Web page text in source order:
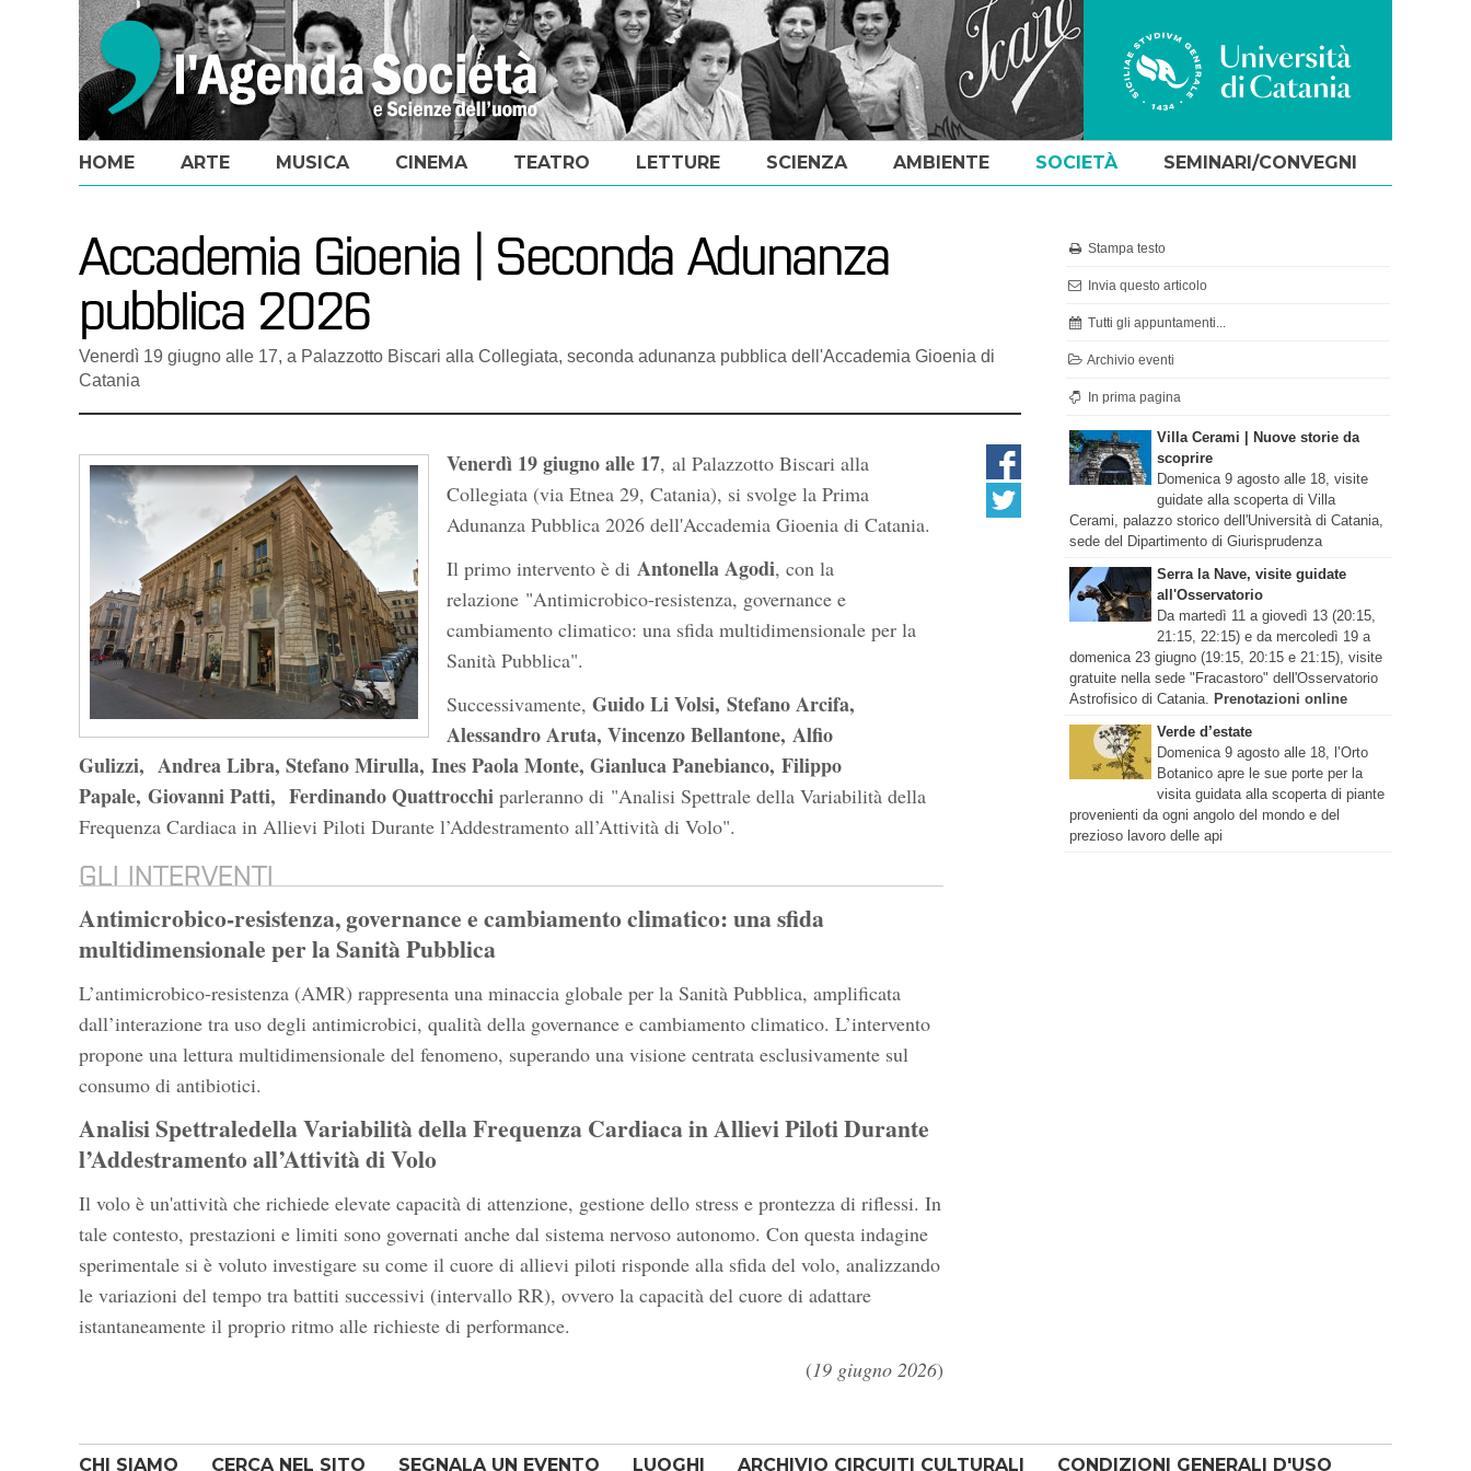
HOME ARTE MUSICA CINEMA TEATRO LETTURE SCIENZA AMBIENTE SOCIETÀ SEMINARI/CONVEGNI
Accademia Gioenia | Seconda Adunanza
pubblica 2026
Venerdì 19 giugno alle 17, a Palazzotto Biscari alla Collegiata, seconda adunanza pubblica dell'Accademia Gioenia di
Catania
Venerdì 19 giugno alle 17, al Palazzotto Biscari alla
Collegiata (via Etnea 29, Catania), si svolge la Prima
Adunanza Pubblica 2026 dell'Accademia Gioenia di Catania.
Il primo intervento è di Antonella Agodi, con la
relazione "Antimicrobico-resistenza, governance e
cambiamento climatico: una sfida multidimensionale per la
Sanità Pubblica".
Successivamente, Guido Li Volsi, Stefano Arcifa,
Alessandro Aruta, Vincenzo Bellantone, Alfio
Gulizzi, Andrea Libra, Stefano Mirulla, Ines Paola Monte, Gianluca Panebianco, Filippo
Papale, Giovanni Patti, Ferdinando Quattrocchi parleranno di "Analisi Spettrale della Variabilità della
Frequenza Cardiaca in Allievi Piloti Durante l’Addestramento all’Attività di Volo".
GLI INTERVENTI
Antimicrobico-resistenza, governance e cambiamento climatico: una sfida
multidimensionale per la Sanità Pubblica
L’antimicrobico-resistenza (AMR) rappresenta una minaccia globale per la Sanità Pubblica, amplificata
dall’interazione tra uso degli antimicrobici, qualità della governance e cambiamento climatico. L’intervento
propone una lettura multidimensionale del fenomeno, superando una visione centrata esclusivamente sul
consumo di antibiotici.
Analisi Spettraledella Variabilità della Frequenza Cardiaca in Allievi Piloti Durante
l’Addestramento all’Attività di Volo
Il volo è un'attività che richiede elevate capacità di attenzione, gestione dello stress e prontezza di riflessi. In
tale contesto, prestazioni e limiti sono governati anche dal sistema nervoso autonomo. Con questa indagine
sperimentale si è voluto investigare su come il cuore di allievi piloti risponde alla sfida del volo, analizzando
le variazioni del tempo tra battiti successivi (intervallo RR), ovvero la capacità del cuore di adattare
istantaneamente il proprio ritmo alle richieste di performance.
(19 giugno 2026)
Stampa testo
Invia questo articolo
Tutti gli appuntamenti...
Archivio eventi
In prima pagina
Villa Cerami | Nuove storie da
scoprire
Domenica 9 agosto alle 18, visite
guidate alla scoperta di Villa
Cerami, palazzo storico dell'Università di Catania,
sede del Dipartimento di Giurisprudenza
Serra la Nave, visite guidate
all'Osservatorio
Da martedì 11 a giovedì 13 (20:15,
21:15, 22:15) e da mercoledì 19 a
domenica 23 giugno (19:15, 20:15 e 21:15), visite
gratuite nella sede "Fracastoro" dell'Osservatorio
Astrofisico di Catania. Prenotazioni online
Verde d’estate
Domenica 9 agosto alle 18, l’Orto
Botanico apre le sue porte per la
visita guidata alla scoperta di piante
provenienti da ogni angolo del mondo e del
prezioso lavoro delle api
CHI SIAMO CERCA NEL SITO SEGNALA UN EVENTO LUOGHI ARCHIVIO CIRCUITI CULTURALI CONDIZIONI GENERALI D'USO